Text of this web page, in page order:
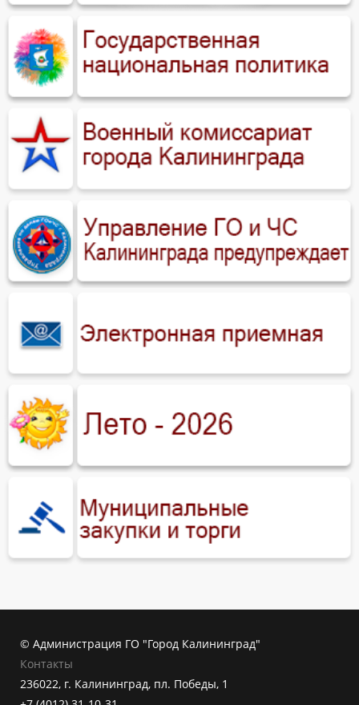
© Администрация ГО "Город Калининград"
Контакты
236022, г. Калининград, пл. Победы, 1